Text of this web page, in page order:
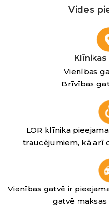
Vides
Vienības
Brīvības
LOR klīnika
traucējumiem, kā arī
Vienības gatvē ir
gatvē maksas